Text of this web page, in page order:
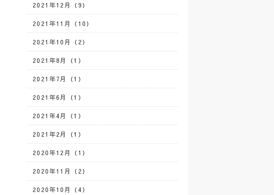
2021年12月（9）
2021年11月（10）
2021年10月（2）
2021年8月（1）
2021年7月（1）
2021年6月（1）
2021年4月（1）
2021年2月（1）
2020年12月（1）
2020年11月（2）
2020年10月（4）